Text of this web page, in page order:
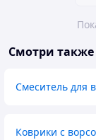
Смотри также
Смеситель для
Коврики с